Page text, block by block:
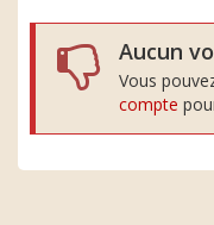
Aucun
Vous
compte